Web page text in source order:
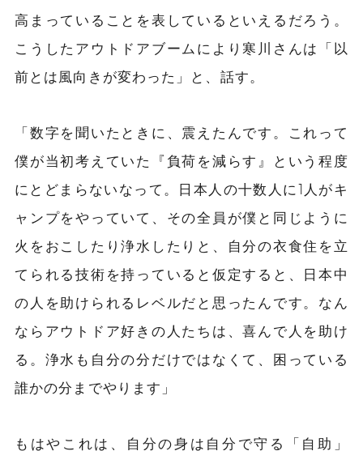
高まっていることを表しているといえるだろう。
こうしたアウトドアブームにより寒川さんは「以
前とは風向きが変わった」と、話す。
「数字を聞いたときに、震えたんです。これって
僕が当初考えていた『負荷を減らす』という程度
にとどまらないなって。日本人の十数人に1人がキ
ャンプをやっていて、その全員が僕と同じように
火をおこしたり浄水したりと、自分の衣食住を立
てられる技術を持っていると仮定すると、日本中
の人を助けられるレベルだと思ったんです。なん
ならアウトドア好きの人たちは、喜んで人を助け
る。浄水も自分の分だけではなくて、困っている
誰かの分までやります」
もはやこれは、自分の身は自分で守る「自助」